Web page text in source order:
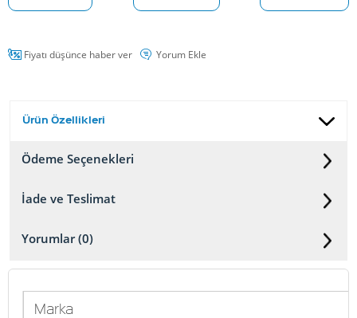
Fiyatı düşünce haber ver Yorum Ekle
Ürün Özellikleri
Ödeme Seçenekleri
İade ve Teslimat
Yorumlar (0)
Marka